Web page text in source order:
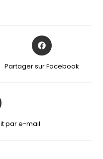
Partager sur Facebook
par e-mail